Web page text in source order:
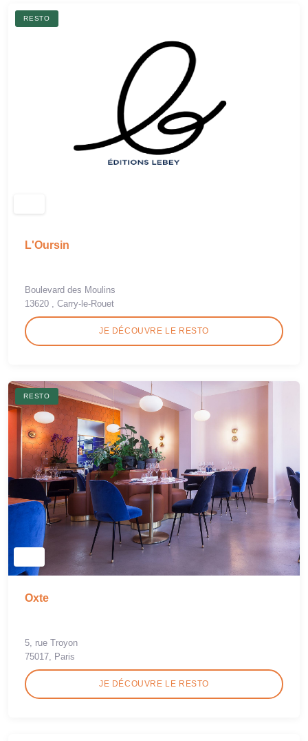
RESTO
L'Oursin
Boulevard des Moulins
13620 , Carry-le-Rouet
JE DÉCOUVRE LE RESTO
RESTO
Oxte
5, rue Troyon
75017, Paris
JE DÉCOUVRE LE RESTO